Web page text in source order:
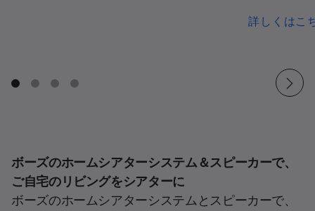
詳しくはこ
ボーズのホームシアターシステム＆スピーカーで、
ご自宅のリビングをシアターに
ボーズのホームシアターシステムとスピーカーで、